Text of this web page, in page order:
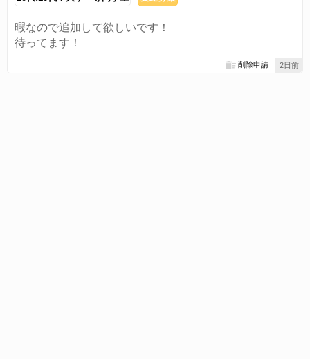
暇なので追加して欲しいです！
待ってます！
2日前
削除申請